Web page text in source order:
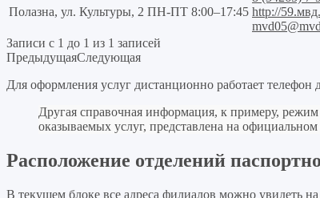
Полазна, ул. Культуры, 2 ПН-ПТ 8:00–17:45 http://
Записи с 1 до 1 из 1 записей
ПредыдущаяСледующая
Для оформления услуг дистанционно работает телефон
Другая справочная информация, к примеру,
оказываемых услуг, представлена на официальном
Расположение отделений
В текущем блоке все адреса филиалов можно увидеть